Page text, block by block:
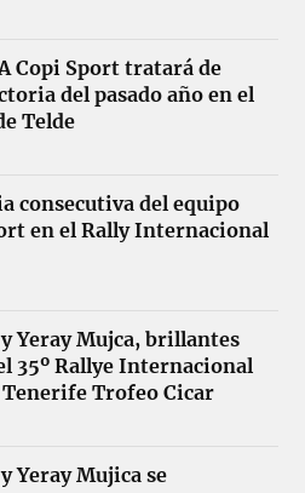
Copi Sport tratará de
del pasado año en el
Telde
consecutiva del equipo
en el Rally Internacional
Yeray Mujca, brillantes
35º Rallye Internacional
Tenerife Trofeo Cicar
Yeray Mujica se